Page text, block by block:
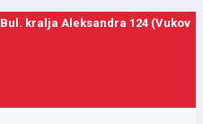
Bul. kralja Aleksandra 124 (Vukov